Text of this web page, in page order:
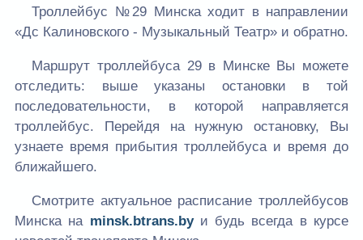
Троллейбус №29 Минска ходит в направлении
«Дс Калиновского - Музыкальный Театр» и обратно.
Маршрут троллейбуса 29 в Минске Вы можете
отследить: выше указаны остановки в той
последовательности, в которой направляется
троллейбус. Перейдя на нужную остановку, Вы
узнаете время прибытия троллейбуса и время до
ближайшего.
Смотрите актуальное расписание троллейбусов
Минска на minsk.btrans.byи будь всегда в курсе